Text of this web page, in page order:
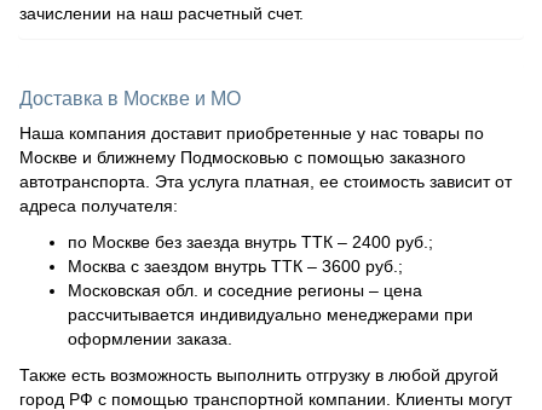
зачислении на наш расчетный счет.
Доставка в Москве и МО
Наша компания доставит приобретенные у нас товары по
Москве и ближнему Подмосковью с помощью заказного
автотранспорта. Эта услуга платная, ее стоимость зависит от
адреса получателя:
по Москве без заезда внутрь ТТК – 2400 руб.;
Москва с заездом внутрь ТТК – 3600 руб.;
Московская обл. и соседние регионы – цена
рассчитывается индивидуально менеджерами при
оформлении заказа.
Также есть возможность выполнить отгрузку в любой другой
город РФ с помощью транспортной компании. Клиенты могут